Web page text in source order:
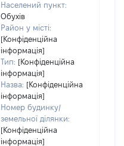
Населений пункт:
Обухів
Район у місті:
[Конфіденційна
інформація]
Тип: [Конфіденційна
інформація]
Назва: [Конфіденційна
інформація]
Номер будинку/
земельної ділянки:
[Конфіденційна
інформація]